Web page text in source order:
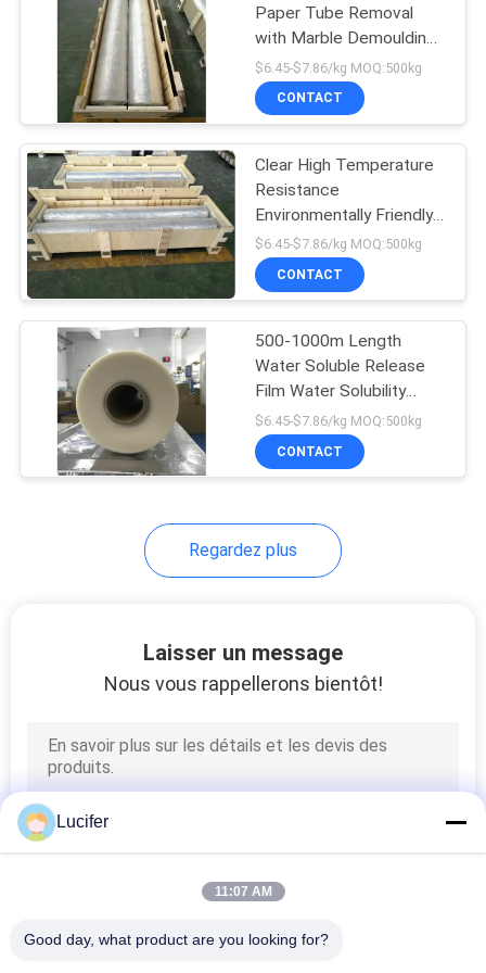
Bande soluble dans
l'eau de graine de
PVA
feuille de plastique
biodégradable
Sacs
Sacs
biodégradables de
Paper Tube Removal
with Marble Demoulding
Water Solubility ≤10min
$6.45-$7.86/kg MOQ:500kg
CONTACT
Clear High Temperature
Resistance
Environmentally Friendly
and Versatile for Various
Uses
$6.45-$7.86/kg MOQ:500kg
CONTACT
500-1000m Length
Water Soluble Release
Film Water Solubility
within 10min 500-
2200mm Width
$6.45-$7.86/kg MOQ:500kg
CONTACT
Regardez plus
Laisser un message
Nous vous rappellerons bientôt!
Lucifer
11:07 AM
Good day, what product are you looking for?